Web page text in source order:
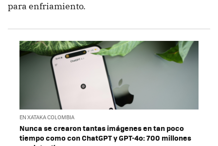
para enfriamiento.
EN XATAKA COLOMBIA
Nunca se crearon tantas imágenes en tan poco
tiempo como con ChatGPT y GPT-4o: 700 millones